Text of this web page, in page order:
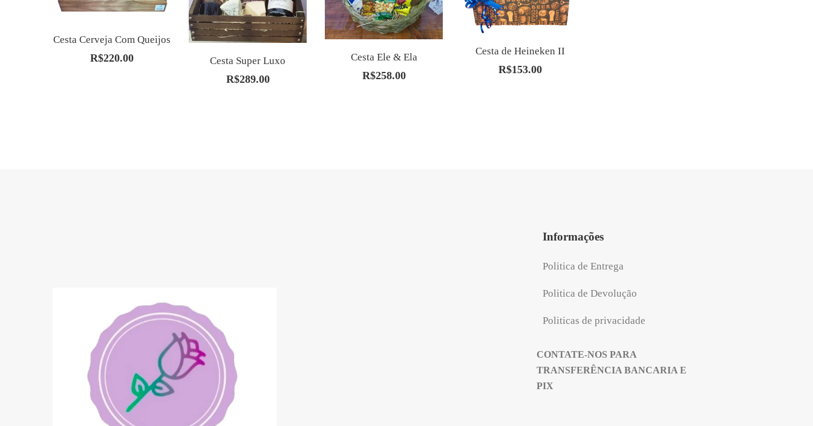
Cesta Cerveja Com Queijos
R$220.00 Cesta Super Luxo
R$289.00
Cesta Ele & Ela
R$258.00
Cesta de Heineken II
R$153.00
Informações
Politica de Entrega
Politica de Devolução
Politicas de privacidade
CONTATE-NOS PARA
TRANSFERÊNCIA BANCARIA E
PIX